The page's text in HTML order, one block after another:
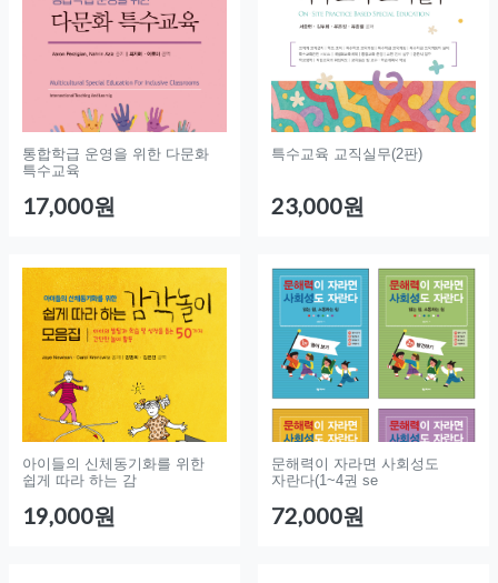
통합학급 운영을 위한 다문화
특수교육
17,000원
특수교육 교직실무(2판)
23,000원
아이들의 신체동기화를 위한
쉽게 따라 하는 감
19,000원
문해력이 자라면 사회성도
자란다(1~4권 se
72,000원